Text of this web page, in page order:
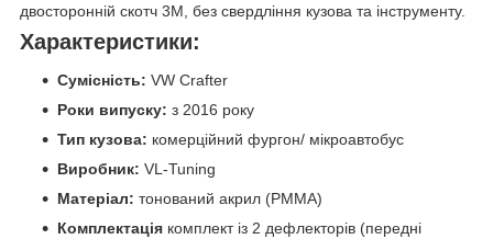
двосторонній скотч 3M, без свердління кузова та інструменту.
Характеристики:
Сумісність: VW Crafter
Роки випуску: з 2016 року
Тип кузова: комерційний фургон/ мікроавтобус
Виробник: VL-Tuning
Матеріал: тонований акрил (PMMA)
Комплектація комплект із 2 дефлекторів (передні